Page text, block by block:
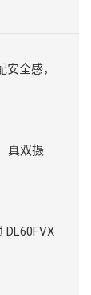
全感，
真双摄
DL60FVX